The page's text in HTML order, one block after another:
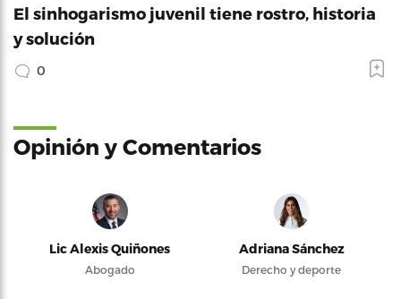
El sinhogarismo juvenil tiene rostro, historia
y solución
0
Opinión y Comentarios
Lic Alexis Quiñones
Abogado
Adriana Sánchez
Derecho y deporte